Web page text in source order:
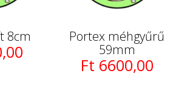
8cm
Portex méhgyűrű
59mm
Ft 6600,00